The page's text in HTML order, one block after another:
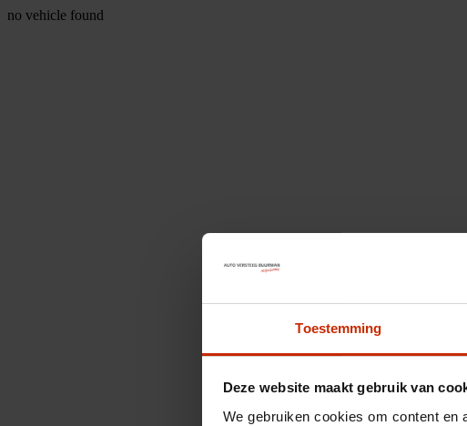
Toestemming
Deze website maakt gebruik van
We gebruiken cookies om content
no vehicle found